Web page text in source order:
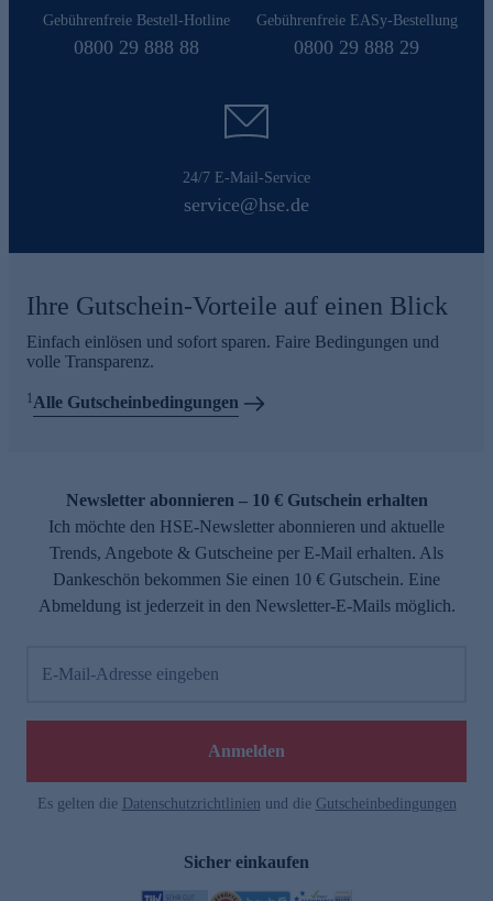
Gebührenfreie Bestell-Hotline
0800 29 888 88
Gebührenfreie EASy-Bestellung
0800 29 888 29
24/7 E-Mail-Service
service@hse.de
Ihre Gutschein-Vorteile auf einen Blick
Einfach einlösen und sofort sparen. Faire Bedingungen und
volle Transparenz.
1Alle Gutscheinbedingungen
Newsletter abonnieren – 10 € Gutschein erhalten
Ich möchte den HSE-Newsletter abonnieren und aktuelle
Trends, Angebote & Gutscheine per E-Mail erhalten. Als
Dankeschön bekommen Sie einen 10 € Gutschein. Eine
Abmeldung ist jederzeit in den Newsletter-E-Mails möglich.
E-Mail-Adresse eingeben
Anmelden
Es gelten die Datenschutzrichtlinien und die Gutscheinbedingungen
Sicher einkaufen